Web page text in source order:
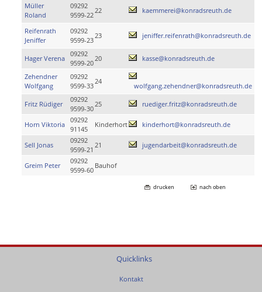
Müller
Roland
09292
9599-22
22 kaemmerei@konradsreuth.de
Reifenrath
Jeniffer
09292
9599-23
23 jeniffer.reifenrath@konradsreuth.de
Hager Verena
09292
9599-20
20 kasse@konradsreuth.de
Zehendner
Wolfgang
09292
9599-33
24
wolfgang.zehendner@konradsreuth.de
Fritz Rüdiger
09292
9599-30
25 ruediger.fritz@konradsreuth.de
Horn Viktoria
09292
91145
Kinderhort kinderhort@konradsreuth.de
Sell Jonas
09292
9599-21
21 jugendarbeit@konradsreuth.de
Greim Peter
09292
9599-60
Bauhof
drucken nach oben
Quicklinks
Kontakt